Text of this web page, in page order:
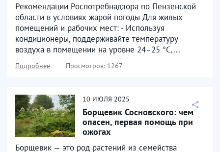
Рекомендации Роспотребнадзора по Пензенской
области в условиях жарой погоды Для жилых
помещений и рабочих мест: - Используя
кондиционеры, поддерживайте температуру
воздуха в помещении на уровне 24–25 °C,...
Подробнее Просмотров: 1267
10 ИЮЛЯ 2025
Борщевик Сосновского: чем
опасен, первая помощь при
ожогах
Борщевик — это род растений из семейства